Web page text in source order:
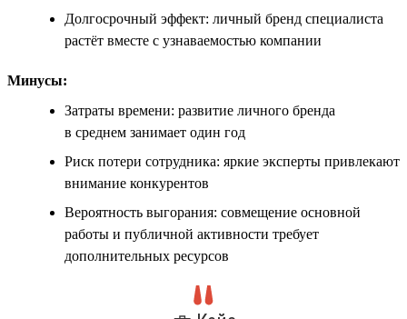
Долгосрочный эффект: личный бренд специалиста
растёт вместе с узнаваемостью компании
Минусы:
Затраты времени: развитие личного бренда
в среднем занимает один год
Риск потери сотрудника: яркие эксперты привлекают
внимание конкурентов
Вероятность выгорания: совмещение основной
работы и публичной активности требует
дополнительных ресурсов